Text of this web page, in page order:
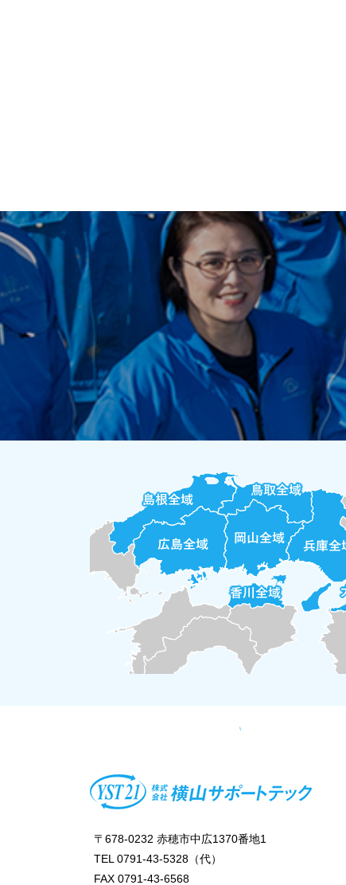
〒678-0232 赤穂市中広1370番地1
TEL 0791-43-5328（代）
FAX 0791-43-6568